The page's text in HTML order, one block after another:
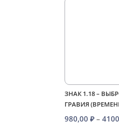
ЗНАК 1.18 –
ГРАВИЯ
980,00₽ –